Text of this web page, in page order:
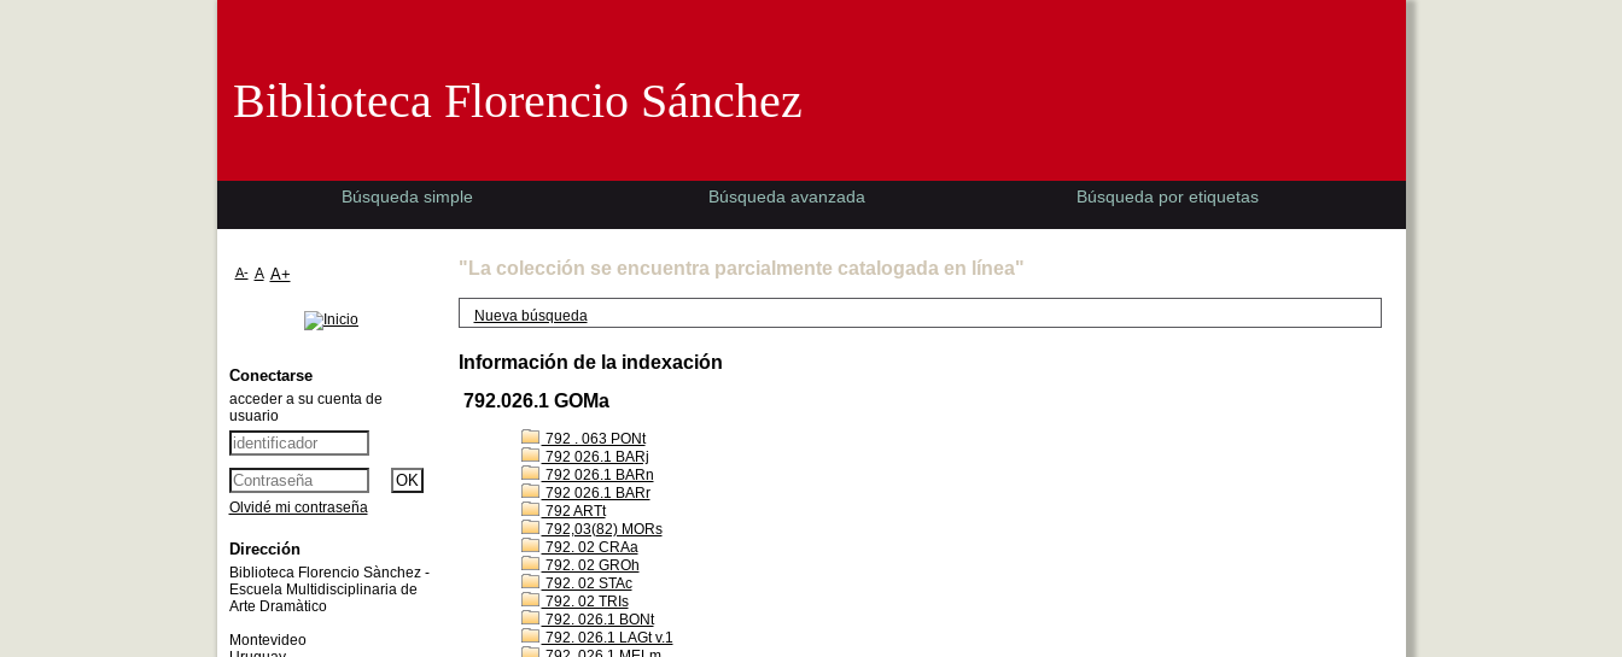
"La colección se encuentra parcialmente catalogada en línea"
Nueva búsqueda
Información de la indexación
792.026.1 GOMa
792 . 063 PONt
792 026.1 BARj
792 026.1 BARn
792 026.1 BARr
792 ARTt
792,03(82) MORs
792. 02 CRAa
792. 02 GROh
792. 02 STAc
792. 02 TRIs
792. 026.1 BONt
792. 026.1 LAGt v.1
Biblioteca Florencio Sánchez
Búsqueda simple Búsqueda avanzada Búsqueda por etiquetas
A- A A+
Conectarse
acceder a su cuenta de
usuario
Olvidé mi contraseña
Dirección
Biblioteca Florencio Sànchez -
Escuela Multidisciplinaria de
Arte Dramàtico
Montevideo